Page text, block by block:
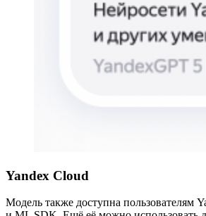
Yandex Cloud
Модель также доступна пользователям